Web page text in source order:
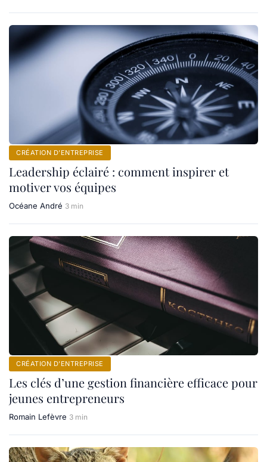
CRÉATION D’ENTREPRISE
Leadership éclairé : comment inspirer et
motiver vos équipes
Océane André 3 min
CRÉATION D’ENTREPRISE
Les clés d’une gestion financière efficace pour
jeunes entrepreneurs
Romain Lefèvre 3 min